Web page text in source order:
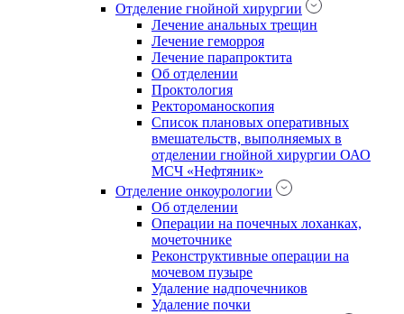
Отделение гнойной хирургии
Лечение анальных трещин
Лечение геморроя
Лечение парапроктита
Об отделении
Проктология
Ректороманоскопия
Список плановых оперативных
вмешательств, выполняемых в
отделении гнойной хирургии ОАО
МСЧ «Нефтяник»
Отделение онкоурологии
Об отделении
Операции на почечных лоханках,
мочеточнике
Реконструктивные операции на
мочевом пузыре
Удаление надпочечников
Удаление почки